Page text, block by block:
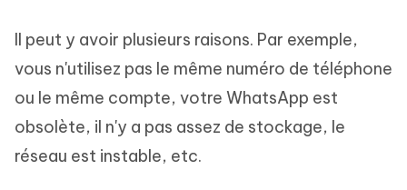
Il peut y avoir plusieurs raisons. Par exemple,
vous n'utilisez pas le même numéro de téléphone
ou le même compte, votre WhatsApp est
obsolète, il n'y a pas assez de stockage, le
réseau est instable, etc.